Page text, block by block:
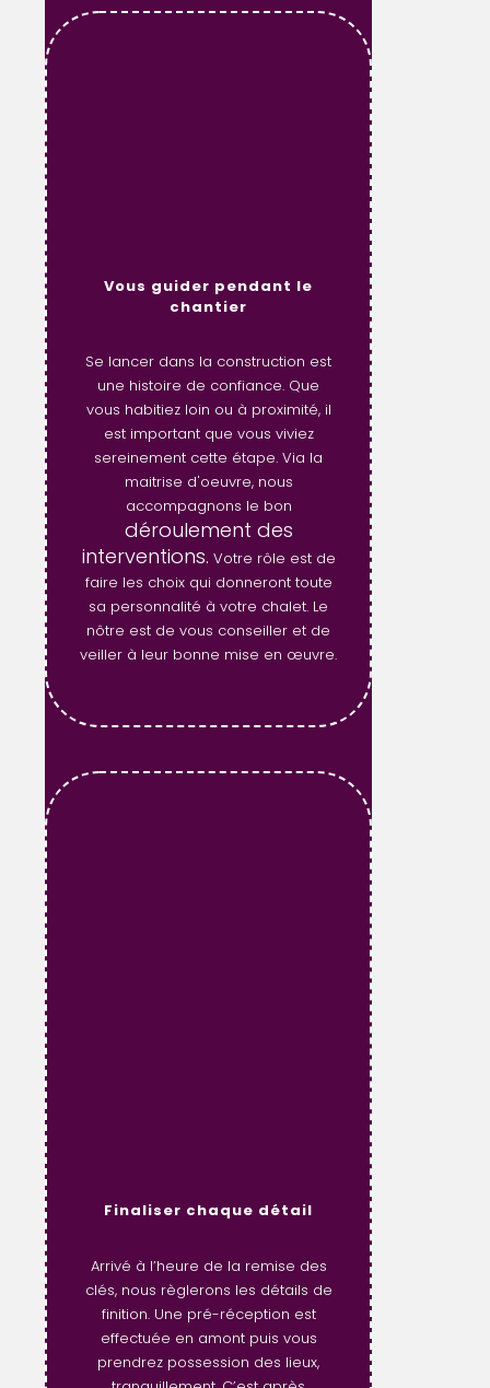
Vous guider pendant le
chantier
Se lancer dans la construction est
une histoire de confiance. Que
vous habitiez loin ou à proximité, il
est important que vous viviez
sereinement cette étape. Via la
maitrise d'oeuvre, nous
accompagnons le bon
déroulement des
interventions. Votre rôle est de
faire les choix qui donneront toute
sa personnalité à votre chalet. Le
nôtre est de vous conseiller et de
veiller à leur bonne mise en œuvre.
Finaliser chaque détail
Arrivé à l’heure de la remise des
clés, nous règlerons les détails de
finition. Une pré-réception est
effectuée en amont puis vous
prendrez possession des lieux,